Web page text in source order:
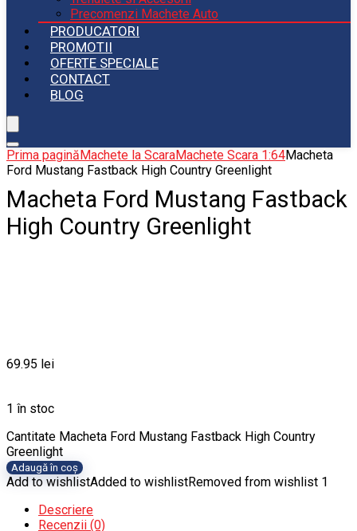
Precomenzi Machete Auto
PRODUCATORI
PROMOTII
OFERTE SPECIALE
CONTACT
BLOG
Prima paginăMachete la ScaraMachete Scara 1:64Macheta
Ford Mustang Fastback High Country Greenlight
Macheta Ford Mustang Fastback
High Country Greenlight
69.95 lei
1 în stoc
Cantitate Macheta Ford Mustang Fastback High Country
Greenlight
Adaugă în coș
Add to wishlistAdded to wishlistRemoved from wishlist 1
Descriere
Recenzii (0)